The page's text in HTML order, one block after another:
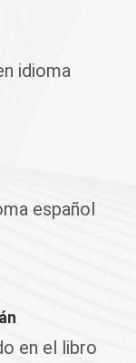
idioma
español
en el libro